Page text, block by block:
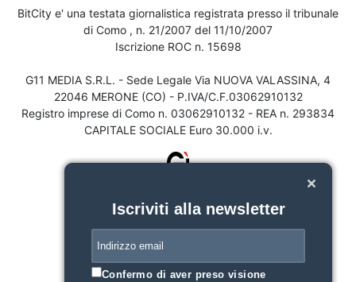
BitCity e' una testata giornalistica registrata presso il tribunale
di Como , n. 21/2007 del 11/10/2007
Iscrizione ROC n. 15698
G11 MEDIA S.R.L. - Sede Legale Via NUOVA VALASSINA, 4
22046 MERONE (CO) - P.IVA/C.F.03062910132
Registro imprese di Como n. 03062910132 - REA n. 293834
CAPITALE SOCIALE Euro 30.000 i.v.
Iscriviti alla newsletter
Confermo di aver preso visione